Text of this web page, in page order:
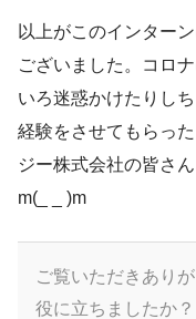
以上がこのインター
ございました。コロ
いろ迷惑かけたりし
経験をさせてもらっ
ジー株式会社の皆さ
m(_ _ )m
ご覧いただきあり
役に立ちましたか？